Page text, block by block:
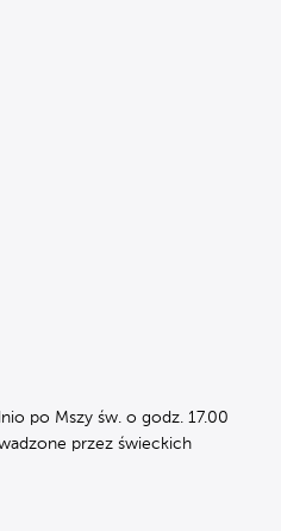
po Mszy św. o godz. 17.00
przez świeckich